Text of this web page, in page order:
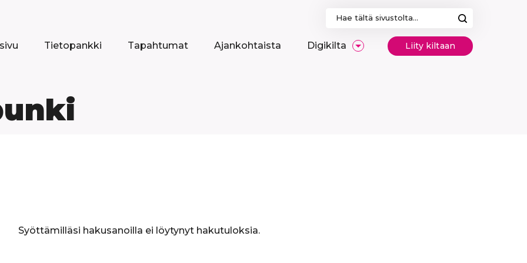
Haku:
Tietopankki Tapahtumat Ajankohtaista Digikilta Liity kiltaan
Syöttämilläsi hakusanoilla ei löytynyt hakutuloksia.